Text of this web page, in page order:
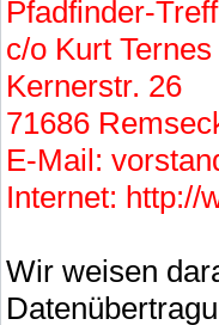
Pfadfinder-
c/o Kurt Ternes
Kernerstr. 26
71686
E-Mail:
Internet: http://
Wir weisen